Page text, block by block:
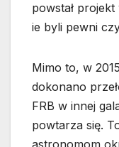
powstał
ie byli pewni
Mimo to, w
dokonano
FRB w innej
powtarza się.